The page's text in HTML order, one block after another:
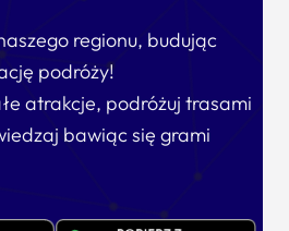
regionu, budując
podróży!
atrakcje, podróżuj trasami
bawiąc się grami